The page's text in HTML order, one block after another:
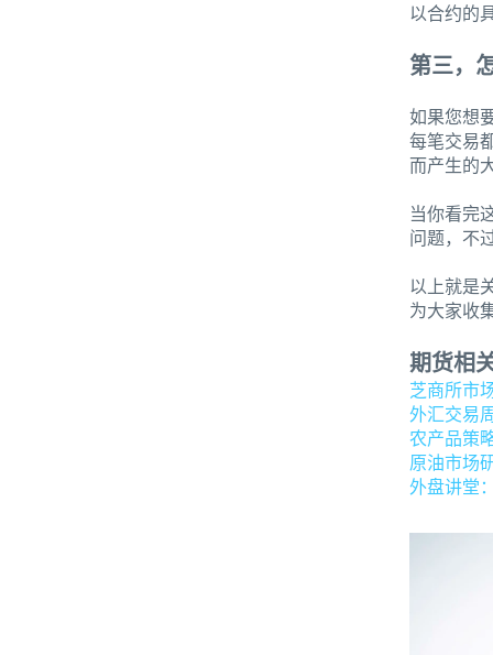
以合约的
第三，
如果您想
每笔交易
而产生的
当你看完
问题，不
以上就是
为大家收
期货相
芝商所市
外汇交易
农产品策
原油市场
外盘讲堂